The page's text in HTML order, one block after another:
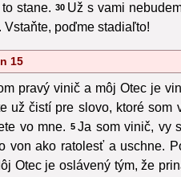
stane. 30 Už s vami
Vstaňte, poďme stadiaľto!
15
pravý vinič a môj Otec je
už čistí pre slovo, ktoré som
vo mne. 5 Ja som vinič, vy
von ako ratolesť a uschne.
Otec je oslávený tým, že